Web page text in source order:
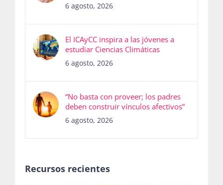
6 agosto, 2026
El ICAyCC inspira a las jóvenes a
estudiar Ciencias Climáticas
6 agosto, 2026
“No basta con proveer; los padres
deben construir vínculos afectivos”
6 agosto, 2026
Recursos recientes